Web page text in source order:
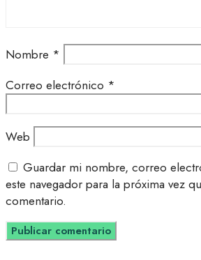
Nombre *
Correo electrónico *
Web
Guardar mi nombre, correo
este navegador para la próxima vez
comentario.